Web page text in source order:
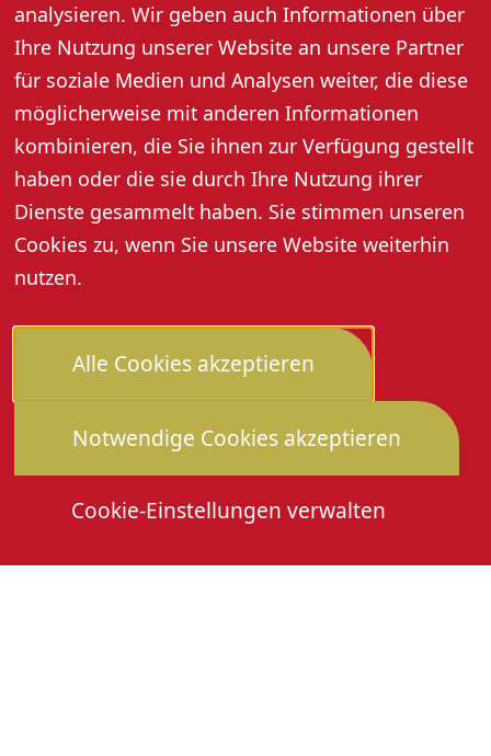
analysieren. Wir geben auch Informationen über
Ihre Nutzung unserer Website an unsere Partner
für soziale Medien und Analysen weiter, die diese
möglicherweise mit anderen Informationen
kombinieren, die Sie ihnen zur Verfügung gestellt
haben oder die sie durch Ihre Nutzung ihrer
Dienste gesammelt haben. Sie stimmen unseren
Cookies zu, wenn Sie unsere Website weiterhin
nutzen.
Alle Cookies akzeptieren
Notwendige Cookies akzeptieren
Cookie-Einstellungen verwalten
Tag starten möchten, herzlich eingeladen sind.
Für die Planung ist eine vorige Anmeldung per E-Mail
oder Telefon erforderlich.